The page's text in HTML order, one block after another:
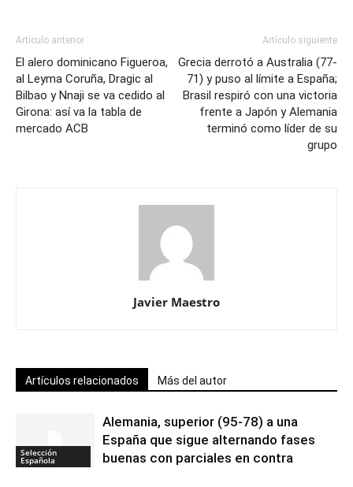
Artículo anterior
El alero dominicano Figueroa,
al Leyma Coruña, Dragic al
Bilbao y Nnaji se va cedido al
Girona: así va la tabla de
mercado ACB
Artículo siguiente
Grecia derrotó a Australia (77-
71) y puso al límite a España;
Brasil respiró con una victoria
frente a Japón y Alemania
terminó como líder de su
grupo
Javier Maestro
Artículos relacionados Más del autor
Selección
Española
Alemania, superior (95-78) a una
España que sigue alternando fases
buenas con parciales en contra